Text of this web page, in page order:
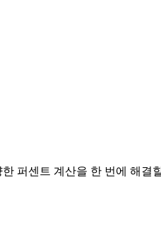
퍼센트 계산을 한 번에 해결